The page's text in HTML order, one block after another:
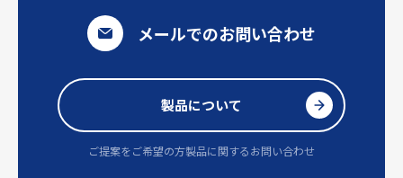
メールでのお問い合わせ
製品について
ご提案をご希望の方製品に関するお問い合わせ